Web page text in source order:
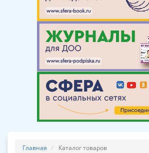
Главная Каталог товаров